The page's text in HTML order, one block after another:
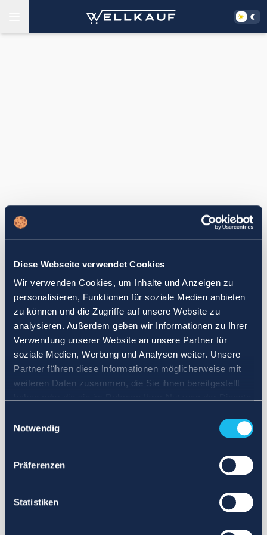
Diese Webseite verwendet Cookies
Wir verwenden Cookies, um Inhalte und Anzeigen zu
personalisieren, Funktionen für soziale Medien anbieten
zu können und die Zugriffe auf unsere Website zu
analysieren. Außerdem geben wir Informationen zu Ihrer
Verwendung unserer Website an unsere Partner für
soziale Medien, Werbung und Analysen weiter. Unsere
Partner führen diese Informationen möglicherweise mit
weiteren Daten zusammen, die Sie ihnen bereitgestellt
Notwendig
Präferenzen
Statistiken